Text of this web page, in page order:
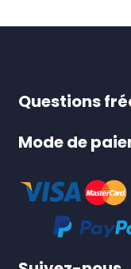
Questions
Mode de